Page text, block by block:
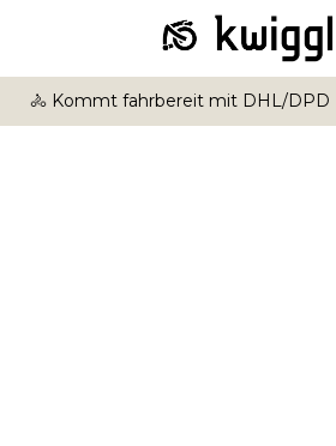
🚴 Kommt fahrbereit mit DHL/DPD